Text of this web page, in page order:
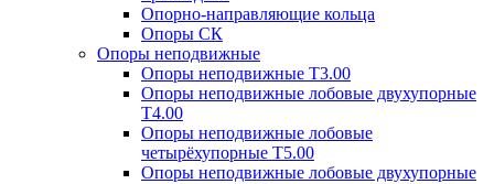
Опорно-направляющие кольца
Опоры СК
Опоры неподвижные
Опоры неподвижные Т3.00
Опоры неподвижные лобовые двухупорные
Т4.00
Опоры неподвижные лобовые
четырёхупорные Т5.00
Опоры неподвижные лобовые двухупорные